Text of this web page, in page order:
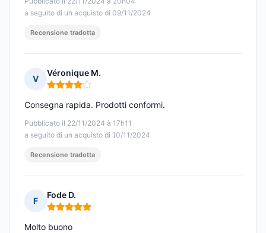
a seguito di un acquisto di 09/11/2024
Recensione tradotta
V
Véronique M.
Nota: 4 su 5
Pubblicato il 22/11/2024 à 17h11
a seguito di un acquisto di 10/11/2024
Consegna rapida. Prodotti conformi.
Recensione tradotta
F
Fode D.
Nota: 5 su 5
Molto buono